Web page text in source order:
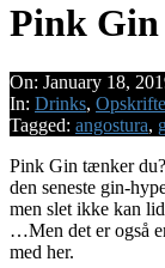
Pink Gin
On: January 18,
In: Drinks,
Tagged: angostura,
Pink Gin tænker
den seneste gin-
men slet ikke kan
…Men det er også
med her.